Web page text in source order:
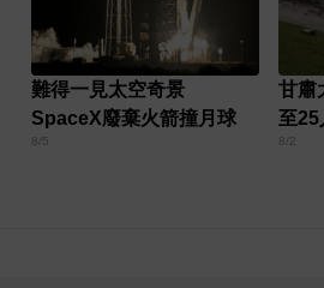
難得一見太空奇景
SpaceX廢棄火箭撞月球
8/5
甘肅
至25
8/2